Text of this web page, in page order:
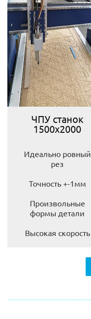
ЧПУ станок
1500х2000
Идеально ровный
рез
Точность +-1мм
Произвольные
формы детали
Высокая скорость